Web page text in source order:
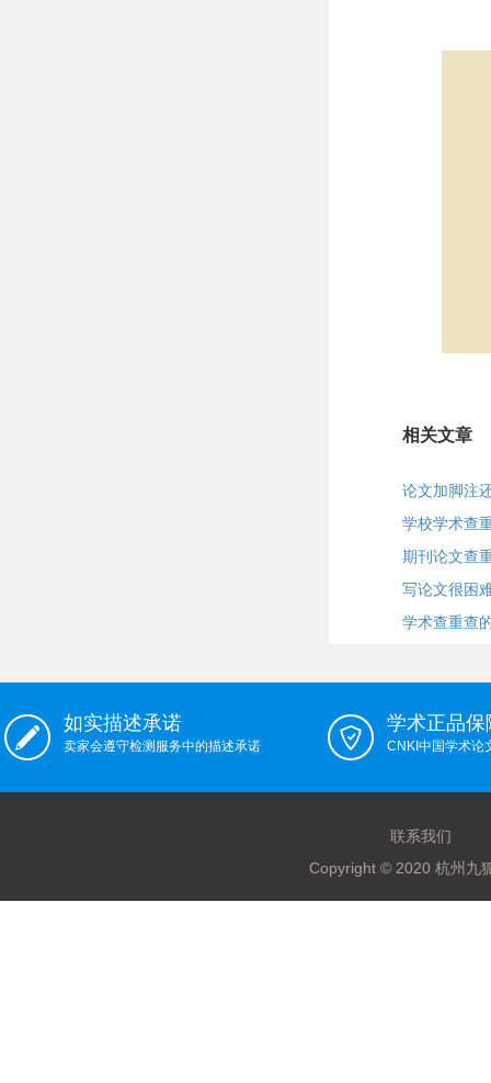
相关文章
论文加脚注
学校学术查
期刊论文查
写论文很困
学术查重查
如实描述承诺
卖家会遵守检测服务中的描述承诺
学术正品保
CNKI中国学术论
联系我们
Copyright © 2020 杭州九